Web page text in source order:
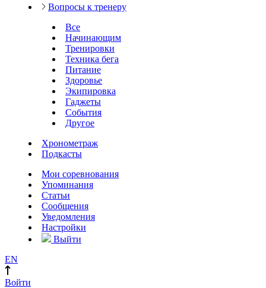
Вопросы к тренеру
Все
Начинающим
Тренировки
Техника бега
Питание
Здоровье
Экипировка
Гаджеты
События
Другое
Хронометраж
Подкасты
Мои соревнования
Упоминания
Статьи
Сообщения
Уведомления
Настройки
Выйти
EN
Войти